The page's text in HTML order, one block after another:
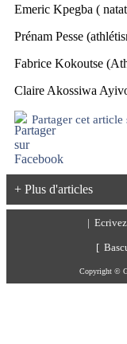
Emeric Kpegba (
Prénam Pesse
Fabrice Kokoutse
Claire Akossiwa
Partager cet article
+ Plus d'articles
[
Copyright ©